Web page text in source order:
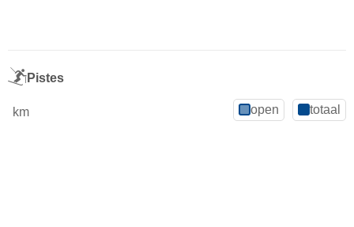
Pistes
km open totaal